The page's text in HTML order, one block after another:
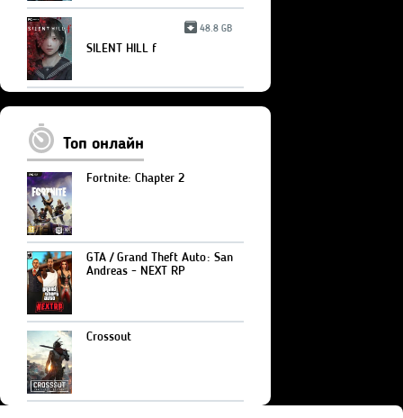
48.8 GB
SILENT HILL f
Топ онлайн
Fortnite: Chapter 2
GTA / Grand Theft Auto: San
Andreas - NEXT RP
Crossout